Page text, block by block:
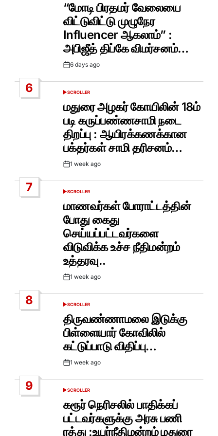
IN
“மோடி பிரதமர் வேலையை
விட்டுவிட்டு முழுநேர
Influencer ஆகலாம்” :
அபிஜீத் திப்கே விமர்சனம்…
Post6 days ago
6
POSTED
SCROLLER
மதுரை அழகர் கோயிலின் 18ம்
படி கருப்பண்ணசாமி நடை
திறப்பு : ஆயிரக்கணக்கான
பக்தர்கள் சாமி தரிசனம்…
Post1 week ago
7
POSTED
SCROLLER
மாணவர்கள் போராட்டத்தின்
போது கைது
செய்யப்பட்டவர்களை
விடுவிக்க உச்ச நீதிமன்றம்
உத்தரவு..
Post1 week ago
8
POSTED
SCROLLER
திருவண்ணாமலை இடுக்கு
பிள்ளையார் கோவிலில்
கட்டுப்பாடு விதிப்பு…
Post1 week ago
9
POSTED
SCROLLER
கரூர் நெரிசலில் பாதிக்கப்
பட்டவர்களுக்கு அரசு பணி
ரத்து :உயர்நீதிமன்றம் மதுரை